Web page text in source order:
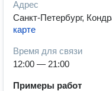
Адрес
Санкт-Петербург,
карте
Время для связи
12:00 — 21:00
Примеры работ